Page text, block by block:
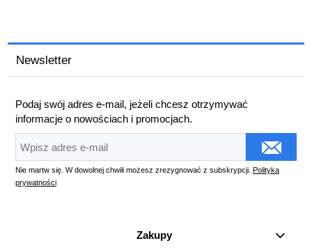
Newsletter
Podaj swój adres e-mail, jeżeli chcesz otrzymywać
informacje o nowościach i promocjach.
Nie martw się. W dowolnej chwili możesz zrezygnować z subskrypcji.
Polityka
prywatności
Zakupy